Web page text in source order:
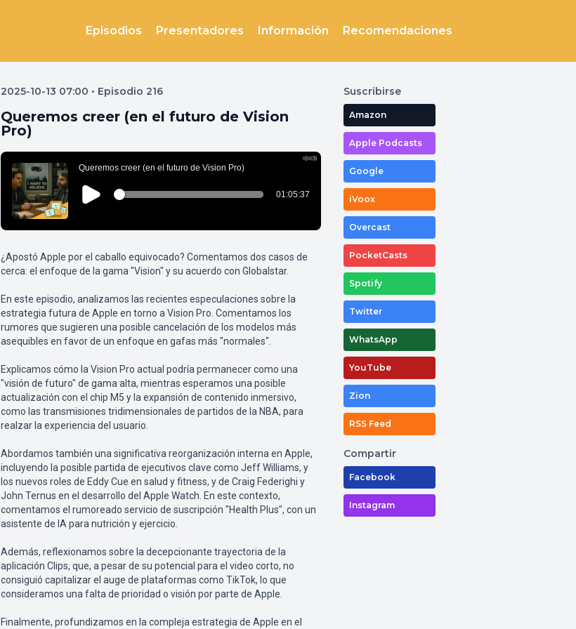
Episodios Presentadores Información Recomendaciones
2025-10-13 07:00 • Episodio 216
Queremos creer (en el futuro de Vision
Pro)
¿Apostó Apple por el caballo equivocado? Comentamos dos casos de
cerca: el enfoque de la gama "Vision" y su acuerdo con Globalstar.
En este episodio, analizamos las recientes especulaciones sobre la
estrategia futura de Apple en torno a Vision Pro. Comentamos los
rumores que sugieren una posible cancelación de los modelos más
asequibles en favor de un enfoque en gafas más "normales".
Explicamos cómo la Vision Pro actual podría permanecer como una
"visión de futuro" de gama alta, mientras esperamos una posible
actualización con el chip M5 y la expansión de contenido inmersivo,
como las transmisiones tridimensionales de partidos de la NBA, para
realzar la experiencia del usuario.
Abordamos también una significativa reorganización interna en Apple,
incluyendo la posible partida de ejecutivos clave como Jeff Williams, y
los nuevos roles de Eddy Cue en salud y fitness, y de Craig Federighi y
John Ternus en el desarrollo del Apple Watch. En este contexto,
comentamos el rumoreado servicio de suscripción "Health Plus", con un
asistente de IA para nutrición y ejercicio.
Además, reflexionamos sobre la decepcionante trayectoria de la
aplicación Clips, que, a pesar de su potencial para el video corto, no
consiguió capitalizar el auge de plataformas como TikTok, lo que
consideramos una falta de prioridad o visión por parte de Apple.
Finalmente, profundizamos en la compleja estrategia de Apple en el
Suscribirse
Amazon
Apple Podcasts
Google
iVoox
Overcast
PocketCasts
Spotify
Twitter
WhatsApp
YouTube
Zion
RSS Feed
Compartir
Facebook
Instagram